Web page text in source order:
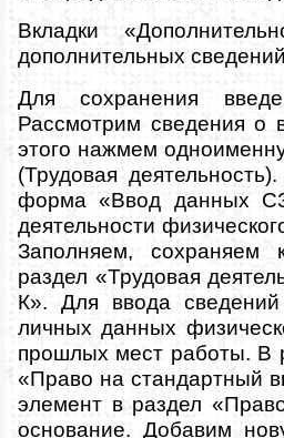
Вкладки
дополнительных
Для сохранения
Рассмотрим сведения о
этого нажмем
(Трудовая
форма «Ввод данных
деятельности
Заполняем, сохраняем
раздел «Трудовая
К». Для ввода
личных данных
прошлых мест работы. В
«Право на стандартный
элемент в раздел
основание. Добавим